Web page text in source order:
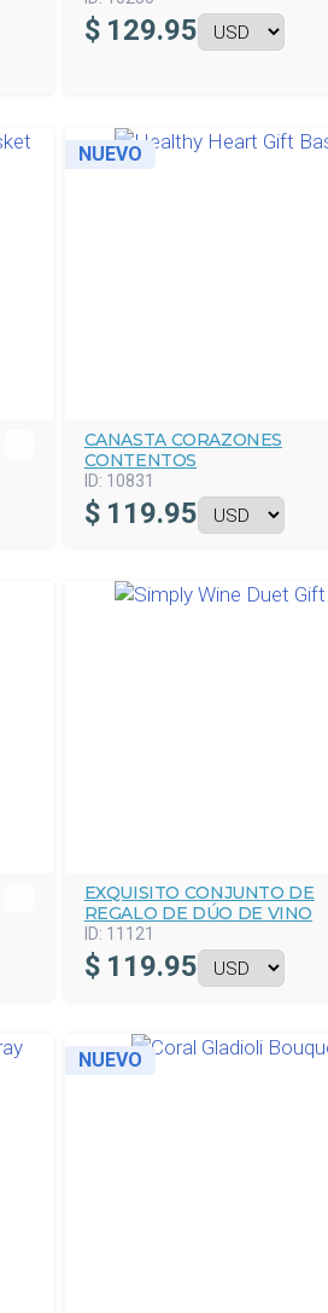
$ 129.95
NUEVO
CANASTA CORAZONES
CONTENTOS
ID: 10831
$ 119.95
EXQUISITO CONJUNTO DE
REGALO DE DÚO DE VINO
ID: 11121
$ 119.95
NUEVO